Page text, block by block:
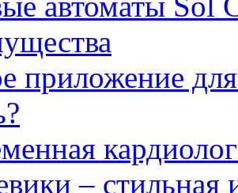
приложение
– стильная